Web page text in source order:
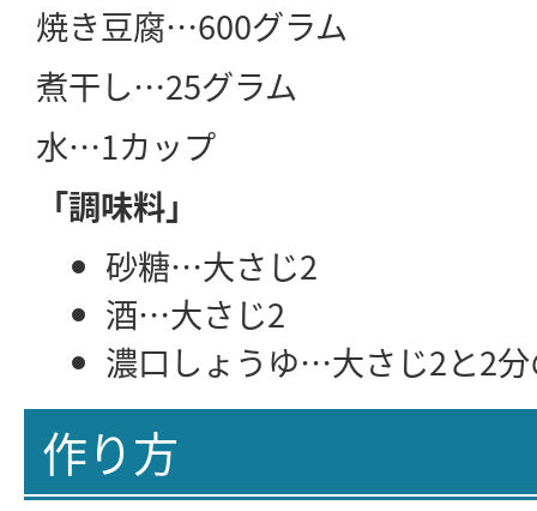
焼き豆腐…600グラム
煮干し…25グラム
水…1カップ
「調味料」
砂糖…大さじ2
酒…大さじ2
濃口しょうゆ…大さじ2と2
作り方